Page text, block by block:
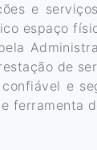
e
espaço
de
e
ferramenta